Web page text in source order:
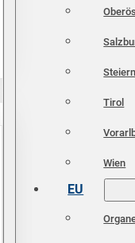
Tirol
Wien
EU